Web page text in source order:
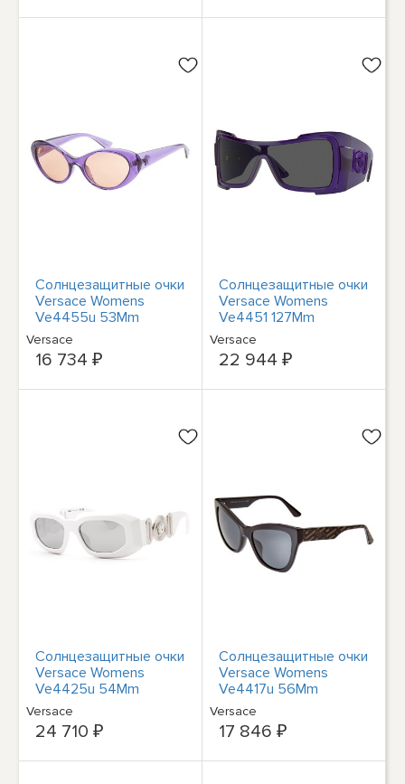
Солнцезащитные очки
Versace Womens
Ve4455u 53Mm
Женские фиолетовые
Versace
16 734 ₽
Солнцезащитные очки
Versace Womens
Ve4451 127Mm
Женские фиолетовые
Versace
22 944 ₽
Солнцезащитные очки
Versace Womens
Ve4425u 54Mm
Женские белые
Versace
24 710 ₽
Солнцезащитные очки
Versace Womens
Ve4417u 56Mm
Женские черные
Versace
17 846 ₽